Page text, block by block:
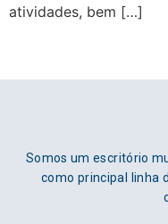
atividades, bem […]
Somos um escritório
como principal linha